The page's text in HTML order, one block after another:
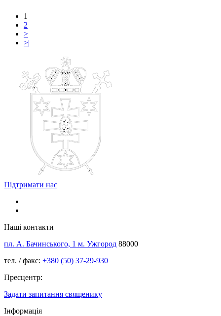
1
2
>
>|
Підтримати нас
Наші контакти
пл. А. Бачинського, 1 м. Ужгород 88000
тел. / факс: +380 (50) 37-29-930
Пресцентр:
Задати запитання священику
Інформація